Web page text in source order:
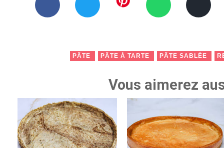
PÂTE PÂTE À TARTE PÂTE SABLÉE
Vous aimerez